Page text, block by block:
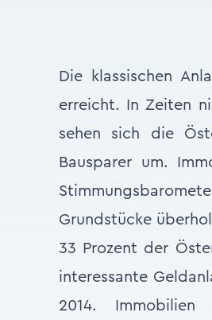
Die klassischen
erreicht. In Zeiten
sehen sich die
Bausparer um.
Grundstücke
33 Prozent der
interessante
2014.